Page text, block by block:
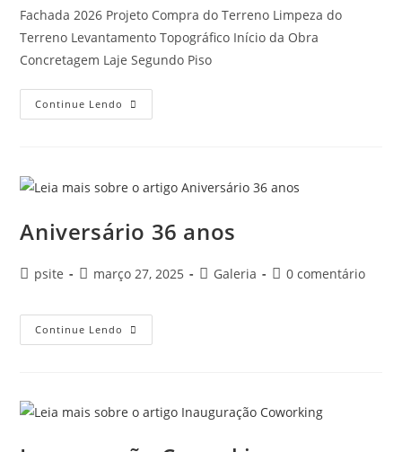
Fachada 2026 Projeto Compra do Terreno Limpeza do
Terreno Levantamento Topográfico Início da Obra
Concretagem Laje Segundo Piso
Continue Lendo
Aniversário 36 anos
psite março 27, 2025 Galeria 0 comentário
Continue Lendo